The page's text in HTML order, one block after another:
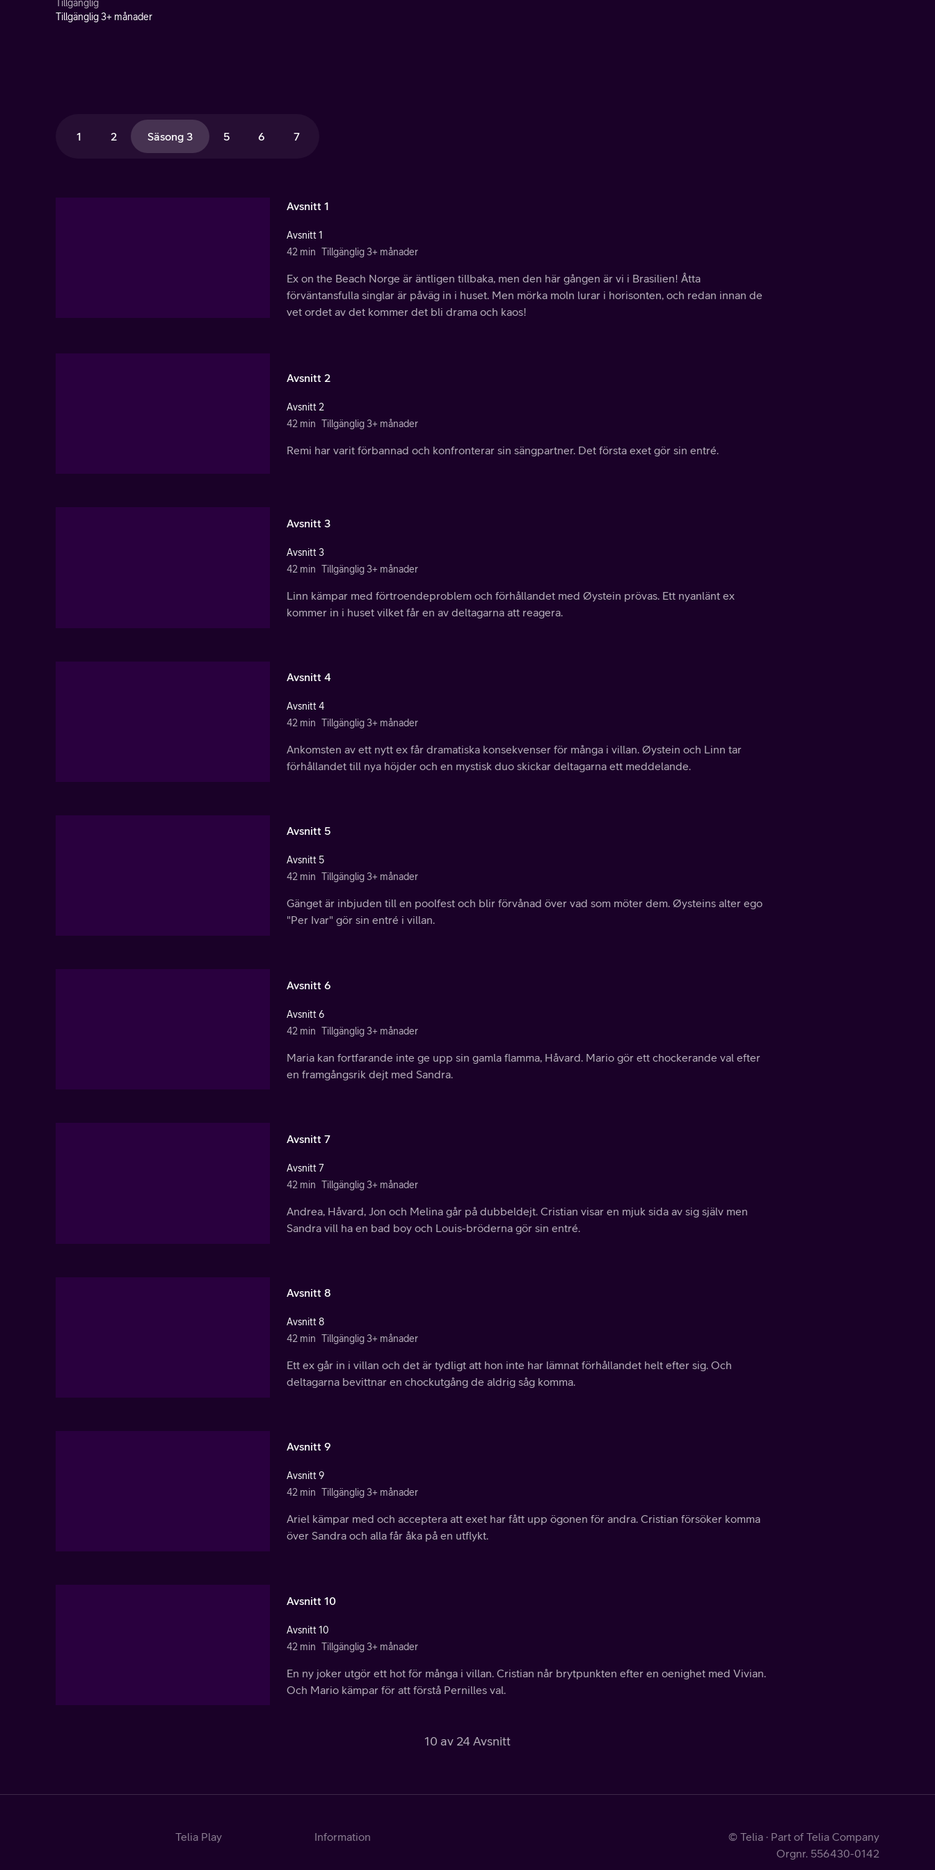
Tillgänglig
Tillgänglig 3+ månader
1 2 Säsong 3 5 6 7
Avsnitt 1
Avsnitt 1
42 min Tillgänglig 3+ månader
Ex on the Beach Norge är äntligen tillbaka, men den här gången är vi i Brasilien! Åtta
förväntansfulla singlar är påväg in i huset. Men mörka moln lurar i horisonten, och redan innan de
vet ordet av det kommer det bli drama och kaos!
Avsnitt 2
Avsnitt 2
42 min Tillgänglig 3+ månader
Remi har varit förbannad och konfronterar sin sängpartner. Det första exet gör sin entré.
Avsnitt 3
Avsnitt 3
42 min Tillgänglig 3+ månader
Linn kämpar med förtroendeproblem och förhållandet med Øystein prövas. Ett nyanlänt ex
kommer in i huset vilket får en av deltagarna att reagera.
Avsnitt 4
Avsnitt 4
42 min Tillgänglig 3+ månader
Ankomsten av ett nytt ex får dramatiska konsekvenser för många i villan. Øystein och Linn tar
förhållandet till nya höjder och en mystisk duo skickar deltagarna ett meddelande.
Avsnitt 5
Avsnitt 5
42 min Tillgänglig 3+ månader
Gänget är inbjuden till en poolfest och blir förvånad över vad som möter dem. Øysteins alter ego
"Per Ivar" gör sin entré i villan.
Avsnitt 6
Avsnitt 6
42 min Tillgänglig 3+ månader
Maria kan fortfarande inte ge upp sin gamla flamma, Håvard. Mario gör ett chockerande val efter
en framgångsrik dejt med Sandra.
Avsnitt 7
Avsnitt 7
42 min Tillgänglig 3+ månader
Andrea, Håvard, Jon och Melina går på dubbeldejt. Cristian visar en mjuk sida av sig själv men
Sandra vill ha en bad boy och Louis-bröderna gör sin entré.
Avsnitt 8
Avsnitt 8
42 min Tillgänglig 3+ månader
Ett ex går in i villan och det är tydligt att hon inte har lämnat förhållandet helt efter sig. Och
deltagarna bevittnar en chockutgång de aldrig såg komma.
Avsnitt 9
Avsnitt 9
42 min Tillgänglig 3+ månader
Ariel kämpar med och acceptera att exet har fått upp ögonen för andra. Cristian försöker komma
över Sandra och alla får åka på en utflykt.
Avsnitt 10
Avsnitt 10
42 min Tillgänglig 3+ månader
En ny joker utgör ett hot för många i villan. Cristian når brytpunkten efter en oenighet med Vivian.
Och Mario kämpar för att förstå Pernilles val.
10 av 24 Avsnitt
Telia Play
Information
© Telia · Part of Telia Company
Orgnr. 556430-0142